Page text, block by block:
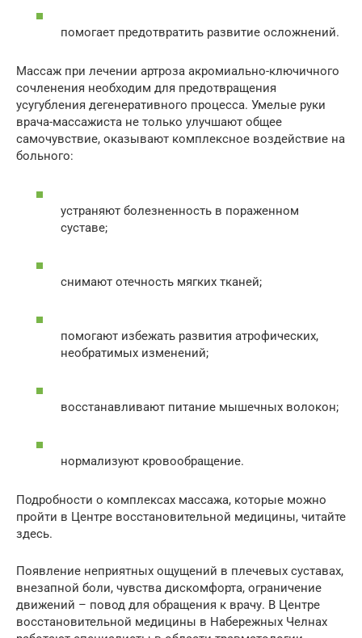
помогает предотвратить развитие осложнений.
Массаж при лечении артроза акромиально-ключичного
сочленения необходим для предотвращения
усугубления дегенеративного процесса. Умелые руки
врача-массажиста не только улучшают общее
самочувствие, оказывают комплексное воздействие на
больного:
устраняют болезненность в пораженном
суставе;
снимают отечность мягких тканей;
помогают избежать развития атрофических,
необратимых изменений;
восстанавливают питание мышечных волокон;
нормализуют кровообращение.
Подробности о комплексах массажа, которые можно
пройти в Центре восстановительной медицины, читайте
здесь.
Появление неприятных ощущений в плечевых суставах,
внезапной боли, чувства дискомфорта, ограничение
движений – повод для обращения к врачу. В Центре
восстановительной медицины в Набережных Челнах